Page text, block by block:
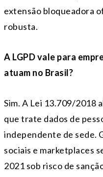
extensão bloqueadora
robusta.
A LGPD vale para
atuam no Brasil?
Sim. A Lei 13.709/2018
que trate dados de
independente de sede.
sociais e marketplaces
2021 sob risco de